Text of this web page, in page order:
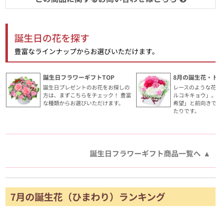
誕生日の花を探す
豊富なラインナップからお選びいただけます。
誕生日フラワーギフトTOP
誕生日プレゼントのお花をお探しの
方は、まずこちらをチェック！ 豊富
な種類からお選びいただけます。
8月の誕生花・ト
レースのような花
ルコキキョウ」。
希望」と前向きで
たりです。
誕生日フラワーギフト商品一覧へ
7月の誕生花（ひまわり）ランキング